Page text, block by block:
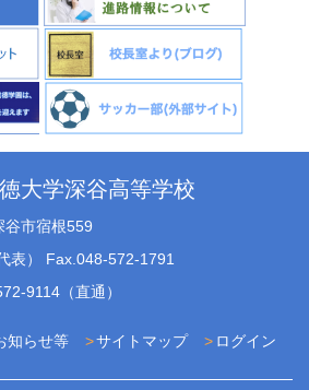
大学深谷高等学校
谷市宿根559
表） Fax.048-572-1791
9114（直通）
ログイン
サイトマップ
知らせ等